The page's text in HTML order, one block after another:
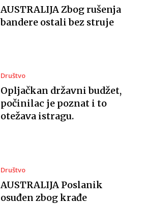
AUSTRALIJA Zbog rušenja
bandere ostali bez struje
Društvo
Opljačkan državni budžet,
počinilac je poznat i to
otežava istragu.
Društvo
AUSTRALIJA Poslanik
osuđen zbog krađe